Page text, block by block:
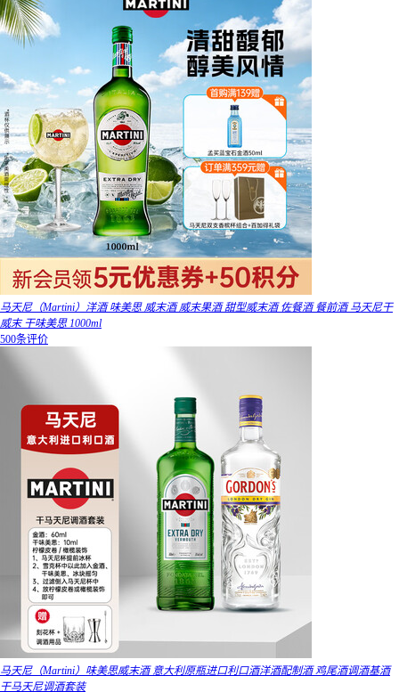
马天尼（Martini）洋酒 味美思 威末酒 威末果酒 甜型威末酒 佐餐酒 餐前酒 马天尼干
威末 干味美思 1000ml
500条评价
马天尼（Martini）味美思威末酒 意大利原瓶进口利口酒洋酒配制酒 鸡尾酒调酒基酒
干马天尼调酒套装